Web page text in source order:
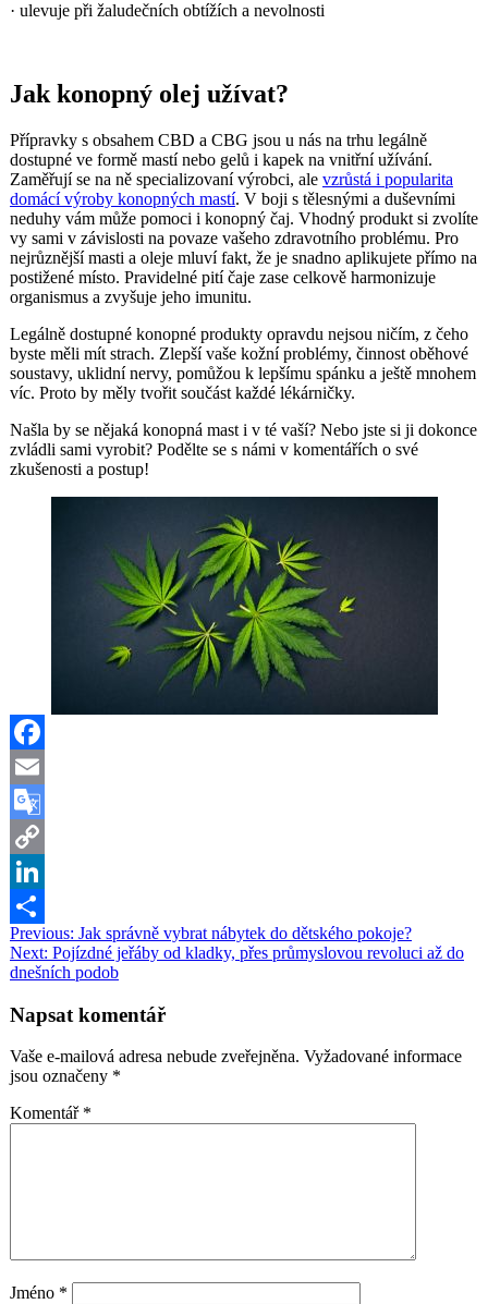
· ulevuje při žaludečních obtížích a nevolnosti
Jak konopný olej užívat?
Přípravky s obsahem CBD a CBG jsou u nás na trhu legálně
dostupné ve formě mastí nebo gelů i kapek na vnitřní užívání.
Zaměřují se na ně specializovaní výrobci, ale vzrůstá i popularita
domácí výroby konopných mastí. V boji s tělesnými a duševními
neduhy vám může pomoci i konopný čaj. Vhodný produkt si zvolíte
vy sami v závislosti na povaze vašeho zdravotního problému. Pro
nejrůznější masti a oleje mluví fakt, že je snadno aplikujete přímo na
postižené místo. Pravidelné pití čaje zase celkově harmonizuje
organismus a zvyšuje jeho imunitu.
Legálně dostupné konopné produkty opravdu nejsou ničím, z čeho
byste měli mít strach. Zlepší vaše kožní problémy, činnost oběhové
soustavy, uklidní nervy, pomůžou k lepšímu spánku a ještě mnohem
víc. Proto by měly tvořit součást každé lékárničky.
Našla by se nějaká konopná mast i v té vaší? Nebo jste si ji dokonce
zvládli sami vyrobit? Podělte se s námi v komentářích o své
zkušenosti a postup!
Facebook
Email
Google
Translate
Copy
Link
LinkedIn
Share
Navigace
pro
Previous: Jak správně vybrat nábytek do dětského pokoje?
Next: Pojízdné jeřáby od kladky, přes průmyslovou revoluci až do
dnešních podob
Napsat komentář
Vaše e-mailová adresa nebude zveřejněna. Vyžadované informace
jsou označeny *
Komentář *
Jméno *